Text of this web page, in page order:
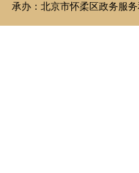
承办：北京市怀柔区政务服